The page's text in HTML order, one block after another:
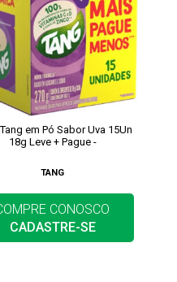
em Pó Sabor Uva 15Un
18g Leve + Pague -
TANG
CONOSCO
CADASTRE-SE